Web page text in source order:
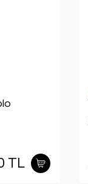
TL